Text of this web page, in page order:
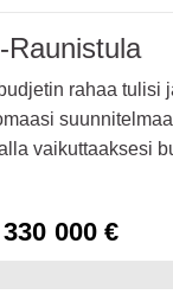
Raunistula
rahaa tulisi
vaikuttaaksesi
330 000 €